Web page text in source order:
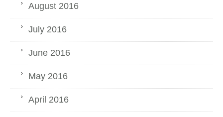
August 2016
July 2016
June 2016
May 2016
April 2016